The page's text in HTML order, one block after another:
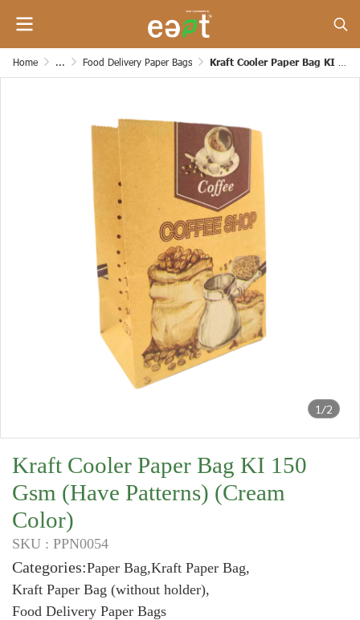
Home ... Food Delivery Paper Bags Kraft Cooler Paper Bag KI 150 Gsm (Have Patterns) (Cream Color)
1/2
Kraft Cooler Paper Bag KI 150
Gsm (Have Patterns) (Cream
Color)
SKU : PPN0054
Categories:Paper Bag,Kraft Paper Bag,
Kraft Paper Bag (without holder),
Food Delivery Paper Bags